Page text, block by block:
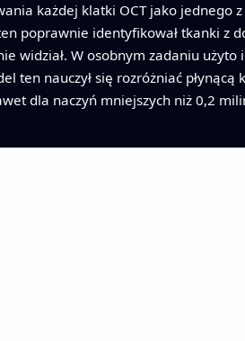
każdej klatki OCT jako jednego
identyfikował tkanki z
widział. W osobnym zadaniu
ten nauczył się rozróżniać
dla naczyń mniejszych niż 0,2